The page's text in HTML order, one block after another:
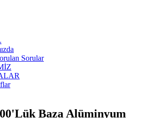
Sorular
Baza Alüminyum